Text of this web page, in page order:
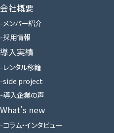
会社概要
メンバー紹介
採用情報
導入実績
レンタル移籍
side project
導入企業の声
What’s new
コラム・インタビュー